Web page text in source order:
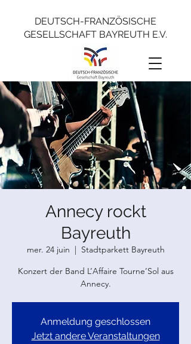
DEUTSCH-FRANZÖSISCHE
GESELLSCHAFT BAYREUTH E.V.
Annecy rockt
Bayreuth
mer. 24 juin
  |
Stadtparkett Bayreuth
Konzert der Band L’Affaire Tourne’Sol aus
Annecy.
Anmeldung geschlossen
Jetzt andere Veranstaltungen